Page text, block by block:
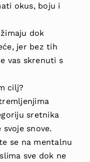
okus, boju i
dok
jer bez tih
vas skrenuti s
cilj?
sretnika
snove.
se na mentalnu
sve dok ne